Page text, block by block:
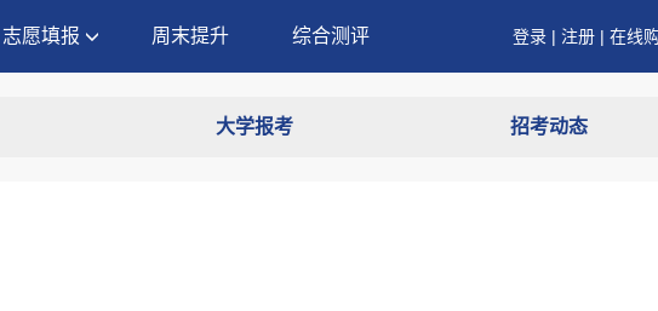
志愿填报 周末提升 综合测评 登录 | 注册 | 在线
大学报考 招考动态